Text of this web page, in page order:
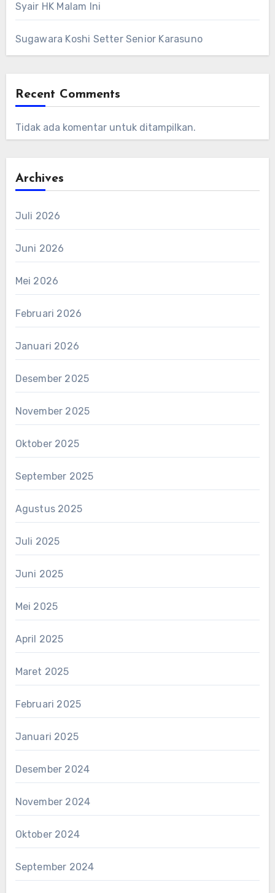
Syair HK Malam Ini
Sugawara Koshi Setter Senior Karasuno
Recent Comments
Tidak ada komentar untuk ditampilkan.
Archives
Juli 2026
Juni 2026
Mei 2026
Februari 2026
Januari 2026
Desember 2025
November 2025
Oktober 2025
September 2025
Agustus 2025
Juli 2025
Juni 2025
Mei 2025
April 2025
Maret 2025
Februari 2025
Januari 2025
Desember 2024
November 2024
Oktober 2024
September 2024